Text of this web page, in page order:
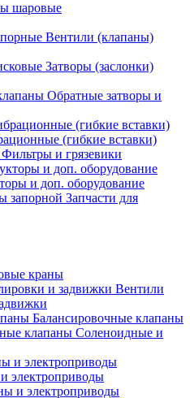
шаровые
Вентили (клапаны)
Затворы (заслонки)
Обратные затворы и
(гибкие вставки)
Фильтры и грязевики
и доп. оборудование
Запчасти для
краны
Вентили
Балансировочные клапаны
Соленоидные и
электроприводы